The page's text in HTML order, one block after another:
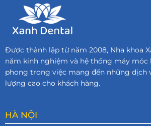
Được thành lập từ năm 2008, Nha khoa
năm kinh nghiệm và hệ thống máy móc
phong trong việc mang đến những dịch
lượng cao cho khách hàng.
HÀ NỘI